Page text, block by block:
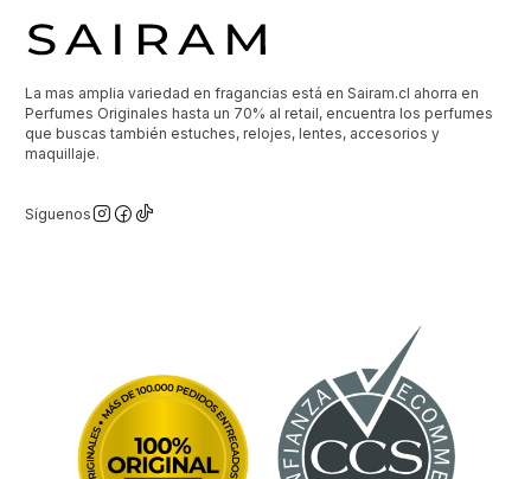
La mas amplia variedad en fragancias está en Sairam.cl ahorra en
Perfumes Originales hasta un 70% al retail, encuentra los perfumes
que buscas también estuches, relojes, lentes, accesorios y
maquillaje.
Síguenos